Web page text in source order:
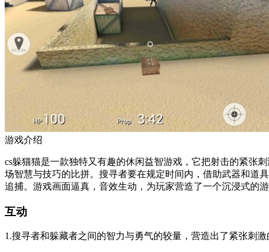
游戏介绍
cs躲猫猫是一款独特又有趣的休闲益智游戏，它把射击的紧张
场智慧与技巧的比拼。搜寻者要在规定时间内，借助武器和道
追捕。游戏画面逼真，音效生动，为玩家营造了一个沉浸式的游
互动
1.搜寻者和躲藏者之间的智力与勇气的较量，营造出了紧张刺激